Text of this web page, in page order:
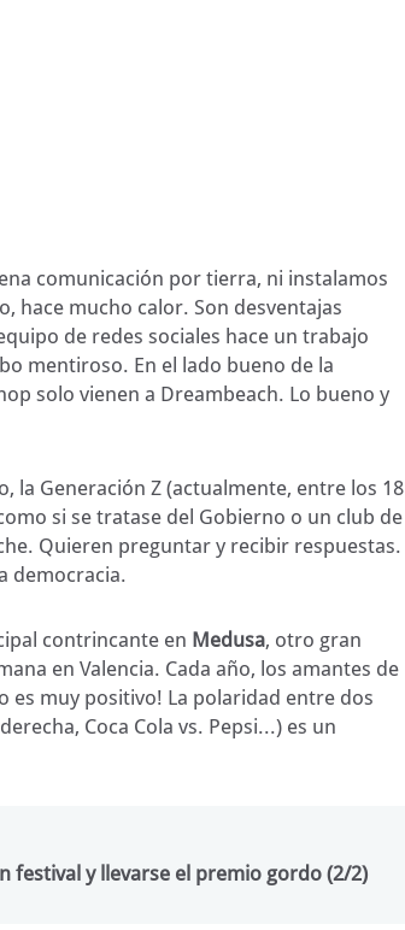
comunicación por tierra, ni instalamos
hace mucho calor. Son desventajas
de redes sociales hace un trabajo
mentiroso. En el lado bueno de la
solo vienen a Dreambeach. Lo bueno y
la Generación Z (actualmente, entre los 18
si se tratase del Gobierno o un club de
Quieren preguntar y recibir respuestas.
democracia.
contrincante en Medusa, otro gran
en Valencia. Cada año, los amantes de
es muy positivo! La polaridad entre dos
Coca Cola vs. Pepsi...) es un
festival y llevarse el premio gordo (2/2)